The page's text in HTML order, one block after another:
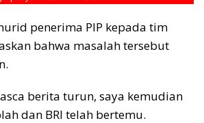
penerima PIP kepada tim
bahwa masalah tersebut
berita turun, saya kemudian
dan BRI telah bertemu.